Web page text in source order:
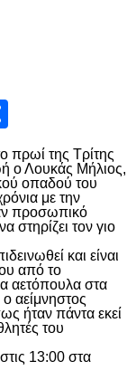
πρωί της Τρίτης
ο Λουκάς Μήλιος,
οπαδού του
με την
προσωπικό
στηρίζει τον γιο
και είναι
από το
αετόπουλα στα
αείμνηστος
ήταν πάντα εκεί
του
13:00 στα